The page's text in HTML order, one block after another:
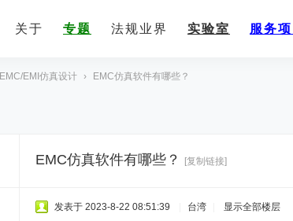
关于 专题 法规业界 实验室 服务项
EMC/EMI仿真设计 › EMC仿真软件有哪些？
EMC仿真软件有哪些？ [复制链接]
发表于 2023-8-22 08:51:39 台湾 显示全部楼层